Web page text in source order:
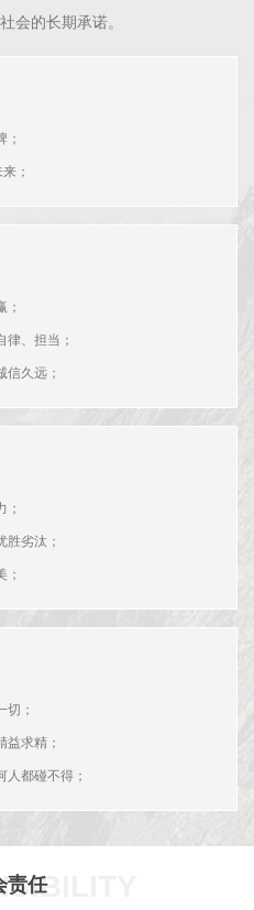
会的长期承诺。
；
；
；
、担当；
信久远；
；
胜劣汰；
；
切；
益求精；
人都碰不得；
责任